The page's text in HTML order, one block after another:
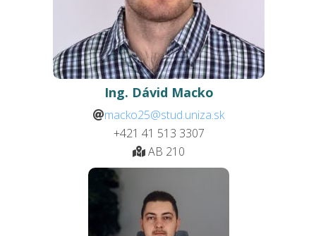
Ing. Dávid Macko
macko25@stud.uniza.sk
+421 41 513 3307
AB 210